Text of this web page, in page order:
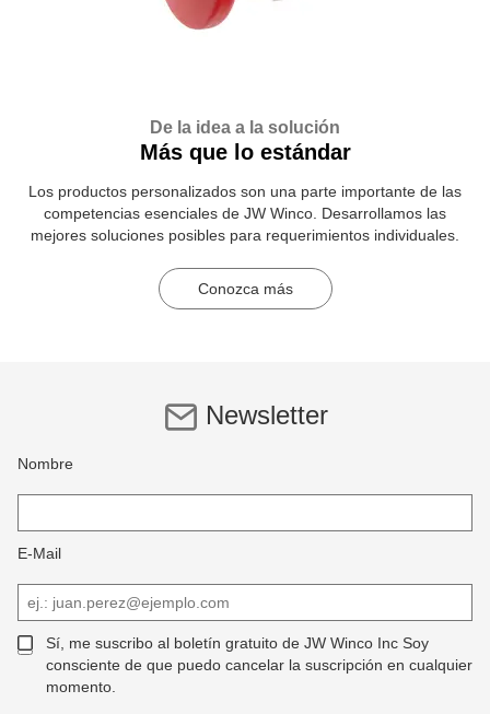
De la idea a la solución
Más que lo estándar
Los productos personalizados son una parte importante de las
competencias esenciales de JW Winco. Desarrollamos las
mejores soluciones posibles para requerimientos individuales.
Conozca más
Newsletter
Nombre
E-Mail
Sí, me suscribo al boletín gratuito de JW Winco Inc Soy
consciente de que puedo cancelar la suscripción en cualquier
momento.